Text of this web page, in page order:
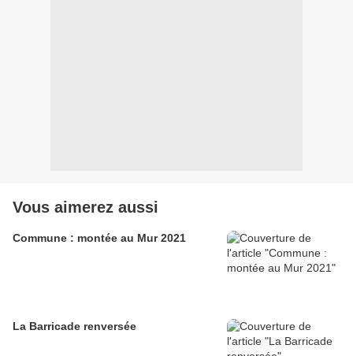
Vous aimerez aussi
Commune : montée au Mur 2021
La Barricade renversée